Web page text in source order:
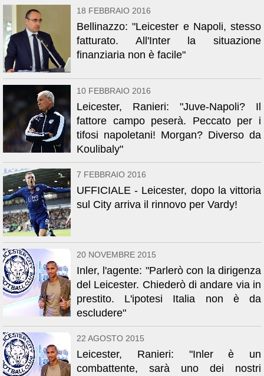
18 FEBBRAIO 2016
Bellinazzo: "Leicester e Napoli, stesso
fatturato. All'Inter la situazione
finanziaria non è facile"
10 FEBBRAIO 2016
Leicester, Ranieri: "Juve-Napoli? Il
fattore campo peserà. Peccato per i
tifosi napoletani! Morgan? Diverso da
Koulibaly"
7 FEBBRAIO 2016
UFFICIALE - Leicester, dopo la vittoria
sul City arriva il rinnovo per Vardy!
20 NOVEMBRE 2015
Inler, l'agente: "Parlerò con la dirigenza
del Leicester. Chiederò di andare via in
prestito. L'ipotesi Italia non è da
escludere"
22 AGOSTO 2015
Leicester, Ranieri: "Inler è un
combattente, sarà uno dei nostri